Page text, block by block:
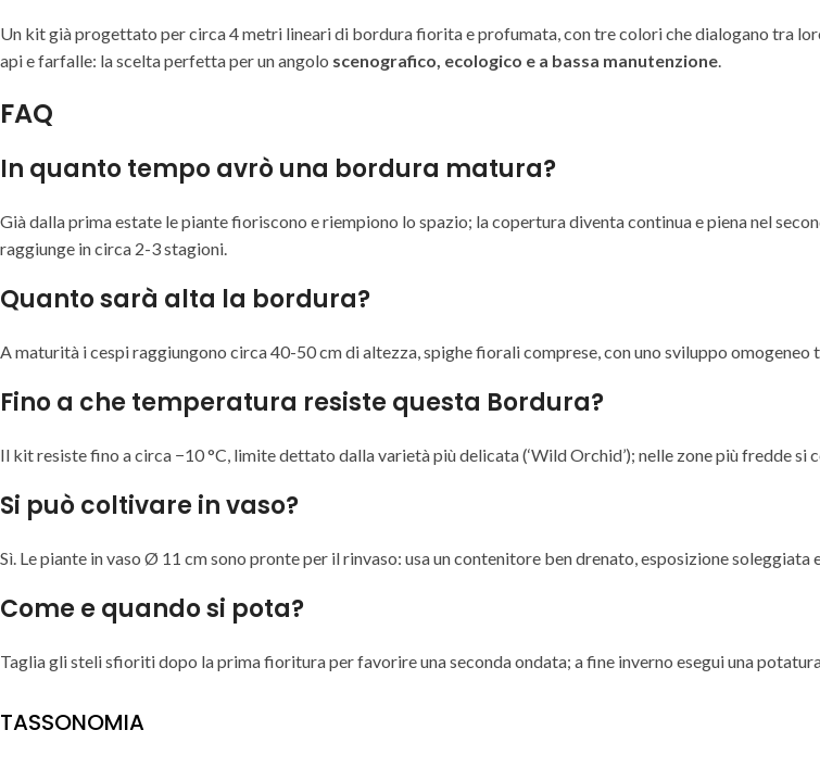
Un kit già progettato per circa 4 metri lineari di bordura fiorita e profumata, con tre colori che dialogano tra
api e farfalle: la scelta perfetta per un angolo scenografico, ecologico e a bassa manutenzione.
FAQ
In quanto tempo avrò una bordura matura?
Già dalla prima estate le piante fioriscono e riempiono lo spazio; la copertura diventa continua e piena nel
raggiunge in circa 2-3 stagioni.
Quanto sarà alta la bordura?
A maturità i cespi raggiungono circa 40-50 cm di altezza, spighe fiorali comprese, con uno sviluppo
Fino a che temperatura resiste questa Bordura?
Il kit resiste fino a circa −10 °C, limite dettato dalla varietà più delicata (‘Wild Orchid’); nelle zone più fredde si
Si può coltivare in vaso?
Sì. Le piante in vaso Ø 11 cm sono pronte per il rinvaso: usa un contenitore ben drenato, esposizione
Come e quando si pota?
Taglia gli steli sfioriti dopo la prima fioritura per favorire una seconda ondata; a fine inverno esegui una
TASSONOMIA